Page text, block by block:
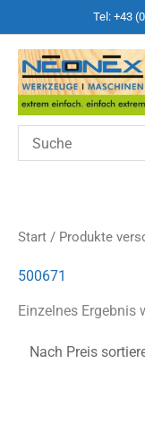
Tel: +43
Start / Produkte
500671
Einzelnes Ergebnis